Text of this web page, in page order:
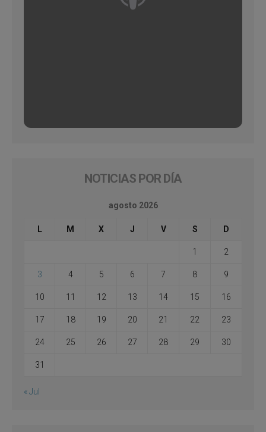
NOTICIAS POR DÍA
agosto 2026
L M X J V S D
1 2
3 4 5 6 7 8 9
10 11 12 13 14 15 16
17 18 19 20 21 22 23
24 25 26 27 28 29 30
31
« Jul